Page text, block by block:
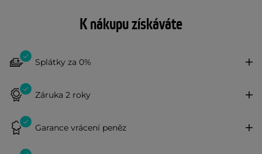
K nákupu získáváte
Splátky za 0%
Záruka 2 roky
Garance vrácení peněz